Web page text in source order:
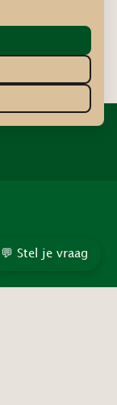
💬 Stel je vraag